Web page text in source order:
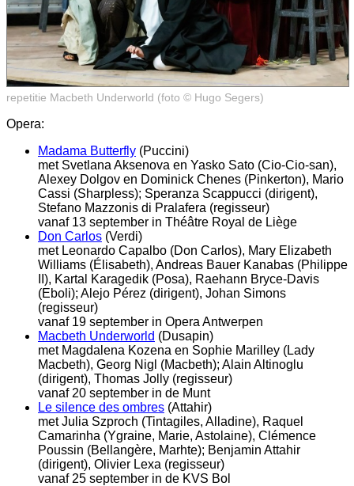
repetitie Macbeth Underworld (foto © Hugo Segers)
Opera:
Madama Butterfly (Puccini)
met Svetlana Aksenova en Yasko Sato (Cio-Cio-san),
Alexey Dolgov en Dominick Chenes (Pinkerton), Mario
Cassi (Sharpless); Speranza Scappucci (dirigent),
Stefano Mazzonis di Pralafera (regisseur)
vanaf 13 september in Théâtre Royal de Liège
Don Carlos (Verdi)
met Leonardo Capalbo (Don Carlos), Mary Elizabeth
Williams (Élisabeth), Andreas Bauer Kanabas (Philippe
II), Kartal Karagedik (Posa), Raehann Bryce-Davis
(Eboli); Alejo Pérez (dirigent), Johan Simons
(regisseur)
vanaf 19 september in Opera Antwerpen
Macbeth Underworld (Dusapin)
met Magdalena Kozena en Sophie Marilley (Lady
Macbeth), Georg Nigl (Macbeth); Alain Altinoglu
(dirigent), Thomas Jolly (regisseur)
vanaf 20 september in de Munt
Le silence des ombres (Attahir)
met Julia Szproch (Tintagiles, Alladine), Raquel
Camarinha (Ygraine, Marie, Astolaine), Clémence
Poussin (Bellangère, Marhte); Benjamin Attahir
(dirigent), Olivier Lexa (regisseur)
vanaf 25 september in de KVS Bol